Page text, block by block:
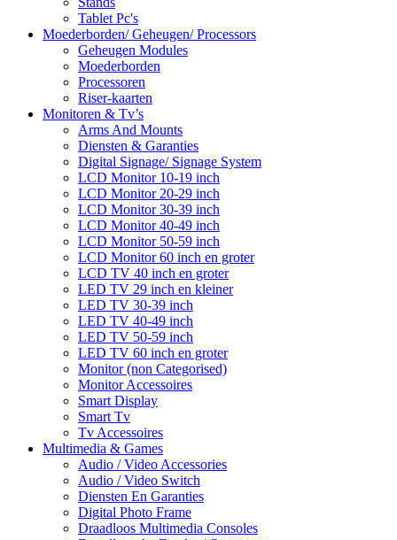
Tablet Pc's
Moederborden/ Geheugen/ Processors
Geheugen Modules
Moederborden
Processoren
Riser-kaarten
Monitoren & Tv’s
Arms And Mounts
Diensten & Garanties
Digital Signage/ Signage System
LCD Monitor 10-19 inch
LCD Monitor 20-29 inch
LCD Monitor 30-39 inch
LCD Monitor 40-49 inch
LCD Monitor 50-59 inch
LCD Monitor 60 inch en groter
LCD TV 40 inch en groter
LED TV 29 inch en kleiner
LED TV 30-39 inch
LED TV 40-49 inch
LED TV 50-59 inch
LED TV 60 inch en groter
Monitor (non Categorised)
Monitor Accessoires
Smart Display
Smart Tv
Tv Accessoires
Multimedia & Games
Audio / Video Accessories
Audio / Video Switch
Diensten En Garanties
Digital Photo Frame
Draadloos Multimedia Consoles